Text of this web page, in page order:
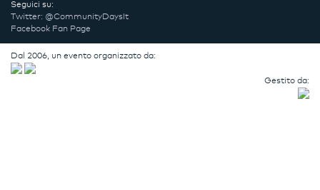
Seguici su:
Twitter: @CommunityDaysIt
Facebook Fan Page
Dal 2006, un evento organizzato da:
Gestito da: